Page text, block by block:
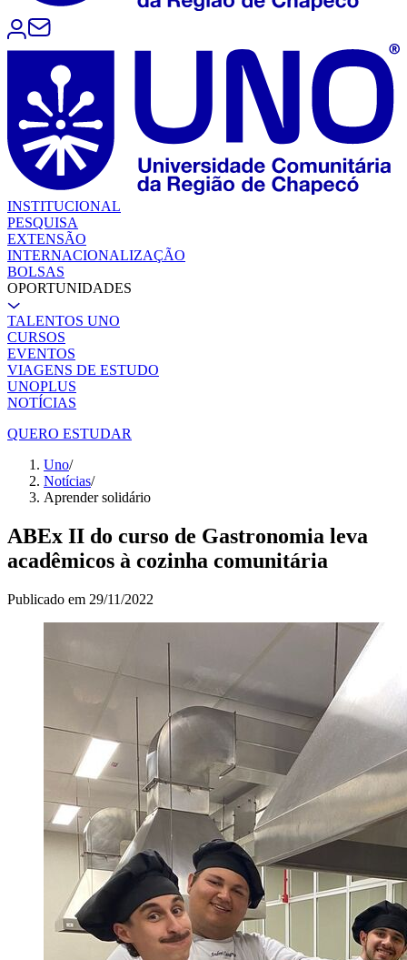
INSTITUCIONAL
PESQUISA
EXTENSÃO
INTERNACIONALIZAÇÃO
BOLSAS
OPORTUNIDADES
TALENTOS UNO
CURSOS
EVENTOS
VIAGENS DE ESTUDO
UNOPLUS
NOTÍCIAS
QUERO ESTUDAR
Uno/
Notícias/
Aprender solidário
ABEx II do curso de Gastronomia leva
acadêmicos à cozinha comunitária
Publicado em 29/11/2022